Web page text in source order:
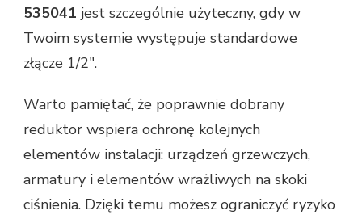
535041 jest szczególnie użyteczny, gdy w
Twoim systemie występuje standardowe
złącze 1/2".
Warto pamiętać, że poprawnie dobrany
reduktor wspiera ochronę kolejnych
elementów instalacji: urządzeń grzewczych,
armatury i elementów wrażliwych na skoki
ciśnienia. Dzięki temu możesz ograniczyć ryzyko